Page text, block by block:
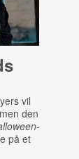
vil
den
-
på et